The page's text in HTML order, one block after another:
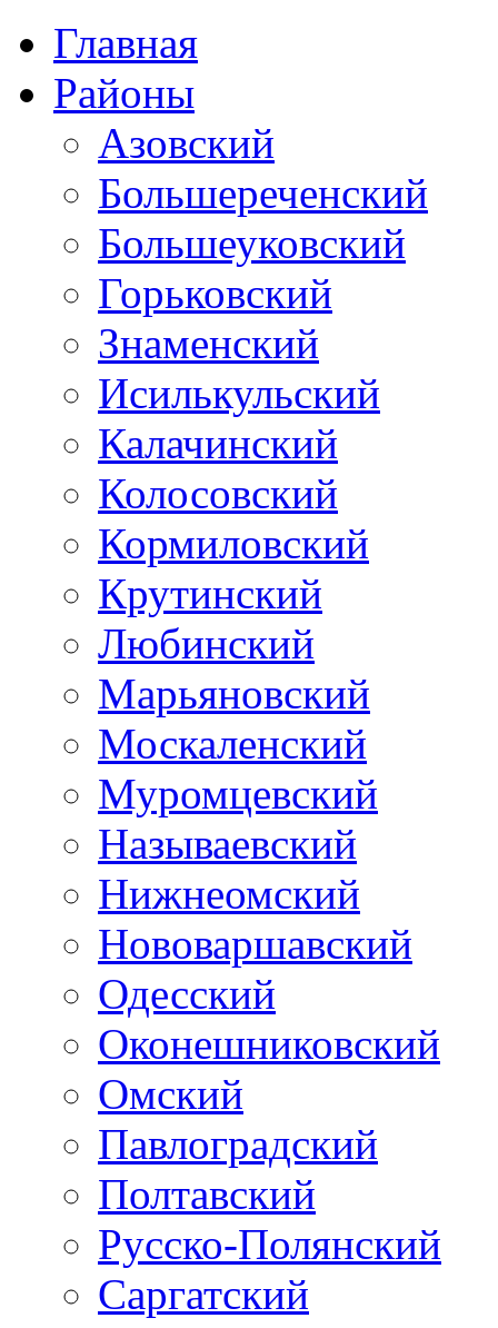
Главная
Районы
Азовский
Большереченский
Большеуковский
Горьковский
Знаменский
Исилькульский
Калачинский
Колосовский
Кормиловский
Крутинский
Любинский
Марьяновский
Москаленский
Муромцевский
Называевский
Нижнеомский
Нововаршавский
Одесский
Оконешниковский
Омский
Павлоградский
Полтавский
Русско-Полянский
Саргатский